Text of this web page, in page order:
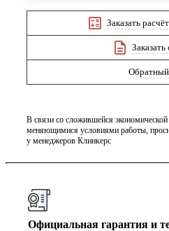
Заказать
Заказать
Обратный
В связи со сложившейся
меняющимися условиями работы,
у менеджеров Клинкерс
Официальная гарантия и